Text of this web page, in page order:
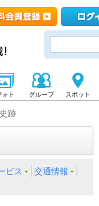
ォト グループ スポット
跡
ビス
交通情報